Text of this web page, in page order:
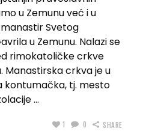
u Zemunu već i u
Svetog
u Zemunu. Nalazi se
rimokatoličke crkve
Manastirska crkva je u
kontumačka, tj. mesto
1 0 SHARE